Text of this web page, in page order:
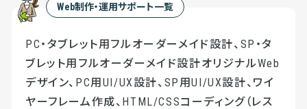
Web制作・運用サポート一覧
PC・タブレット用フルオーダーメイド設計、SP・タ
ブレット用フルオーダーメイド設計オリジナルWeb
デザイン、PC用UI/UX設計、SP用UI/UX設計、ワイ
ヤーフレーム作成、HTML/CSSコーディング（レス